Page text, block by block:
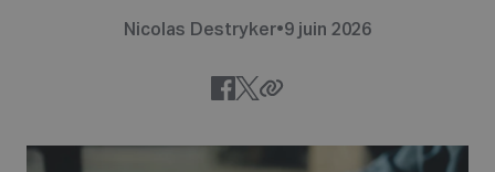
Nicolas Destryker•9 juin 2026